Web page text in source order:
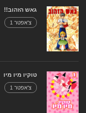
גאש הזהוב!!
צ'אפטר 1
טוקיו מיו מיו
צ'אפטר 1